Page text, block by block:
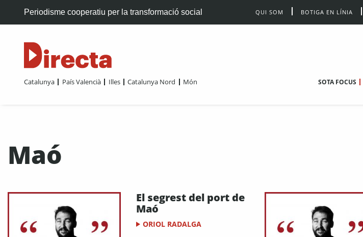
Periodisme cooperatiu per la transformació social QUI SOM BOTIGA EN LÍNIA
Catalunya País Valencià Illes Catalunya Nord Món SOTA FOCUS
Maó
El segrest del port de
Maó
ORIOL RADALGA